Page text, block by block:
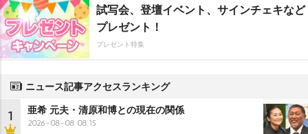
試写会、登壇イベント、サインチェキなど
プレゼント！
プレゼント特集
ニュース記事アクセスランキング
1 亜希 元夫・清原和博との現在の関係
2026-08-08 08:15